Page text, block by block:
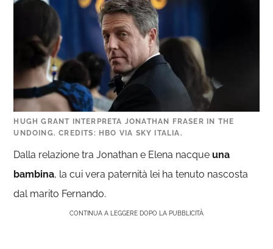
HUGH GRANT INTERPRETA JONATHAN FRASER IN THE
UNDOING. CREDITS: HBO VIA SKY ITALIA.
Dalla relazione tra Jonathan e Elena nacqueuna
bambina, la cui vera paternità lei ha tenuto nascosta
dal marito Fernando.
CONTINUA A LEGGERE DOPO LA PUBBLICITÀ